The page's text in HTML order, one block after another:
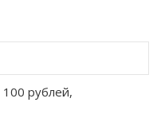
100 рублей,